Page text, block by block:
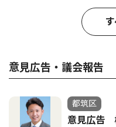
意見広告・議会報告
都筑区
意見広告